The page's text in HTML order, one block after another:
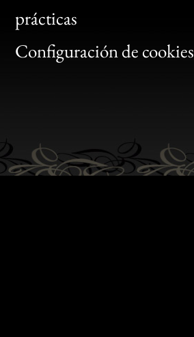
prácticas
Configuración de cookies